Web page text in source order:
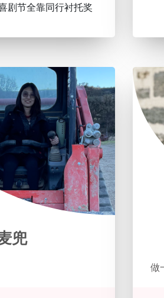
剧节全靠同行衬托奖
兜
做